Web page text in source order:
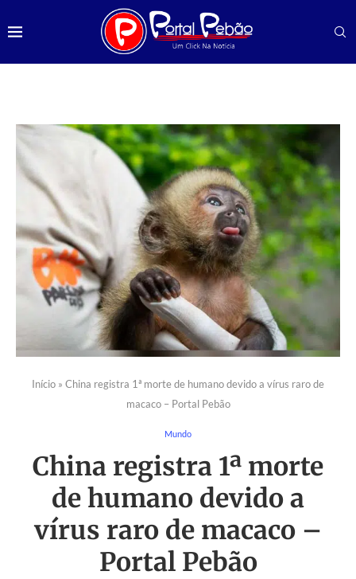
Início » China registra 1ª morte de humano devido a vírus raro de
macaco – Portal Pebão
Mundo
China registra 1ª morte
de humano devido a
vírus raro de macaco –
Portal Pebão